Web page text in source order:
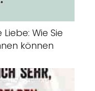
Wie Sie
können